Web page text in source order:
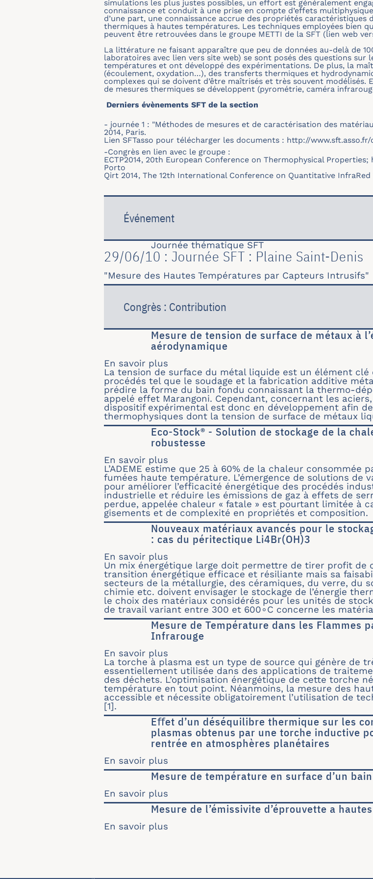
simulations les plus justes possibles, un effort est généralement
connaissance et conduit à une prise en compte d’effets
d’une part, une connaissance accrue des propriétés caractéristiques
thermiques à hautes températures. Les techniques employées bien
peuvent être retrouvées dans le groupe METTI de la SFT (lien web
La littérature ne faisant apparaître que peu de données au-delà de
laboratoires avec lien vers site web) se sont posés des questions sur
températures et ont développé des expérimentations. De plus, la
(écoulement, oxydation…), des transferts thermiques et
complexes qui se doivent d’être maîtrisés et très souvent modélisés.
de mesures thermiques se développent (pyrométrie, caméra
Derniers évènements SFT de la section
- journée 1 : "Méthodes de mesures et de caractérisation des
2014, Paris.
Lien SFTasso pour télécharger les documents : http://
-Congrès en lien avec le groupe :
ECTP2014, 20th European Conference on Thermophysical Properties;
Porto
Qirt 2014, The 12th International Conference on Quantitative InfraRed
Événement
Journée thématique SFT
29/06/10 : Journée SFT : Plaine Saint-Denis
"Mesure des Hautes Températures par Capteurs Intrusifs"
Congrès : Contribution
Mesure de tension de surface de métaux à
aérodynamique
En savoir plus
La tension de surface du métal liquide est un élément
procédés tel que le soudage et la fabrication additive
prédire la forme du bain fondu connaissant la thermo-
appelé effet Marangoni. Cependant, concernant les
dispositif expérimental est donc en développement afin
thermophysiques dont la tension de surface de métaux
Eco-Stock® - Solution de stockage de la
robustesse
En savoir plus
L’ADEME estime que 25 à 60% de la chaleur
fumées haute température. L’émergence de solutions de
pour améliorer l’efficacité énergétique des procédés
industrielle et réduire les émissions de gaz à effets de
perdue, appelée chaleur « fatale » est pourtant limitée à
gisements et de complexité en propriétés et composition.
Nouveaux matériaux avancés pour le
: cas du péritectique Li4Br(OH)3
En savoir plus
Un mix énergétique large doit permettre de tirer profit de
transition énergétique efficace et résiliante mais sa
secteurs de la métallurgie, des céramiques, du verre, du
chimie etc. doivent envisager le stockage de l’énergie
le choix des matériaux considérés pour les unités de
de travail variant entre 300 et 600∘C concerne les
Mesure de Température dans les Flammes
Infrarouge
En savoir plus
La torche à plasma est un type de source qui génère de
essentiellement utilisée dans des applications de
des déchets. L’optimisation énergétique de cette torche
température en tout point. Néanmoins, la mesure des
accessible et nécessite obligatoirement l’utilisation de
[1].
Eﬀet d’un déséquilibre thermique sur les
plasmas obtenus par une torche inductive
rentrée en atmosphères planétaires
En savoir plus
Mesure de température en surface d’un
En savoir plus
Mesure de l’émissivite d’éprouvette a
En savoir plus